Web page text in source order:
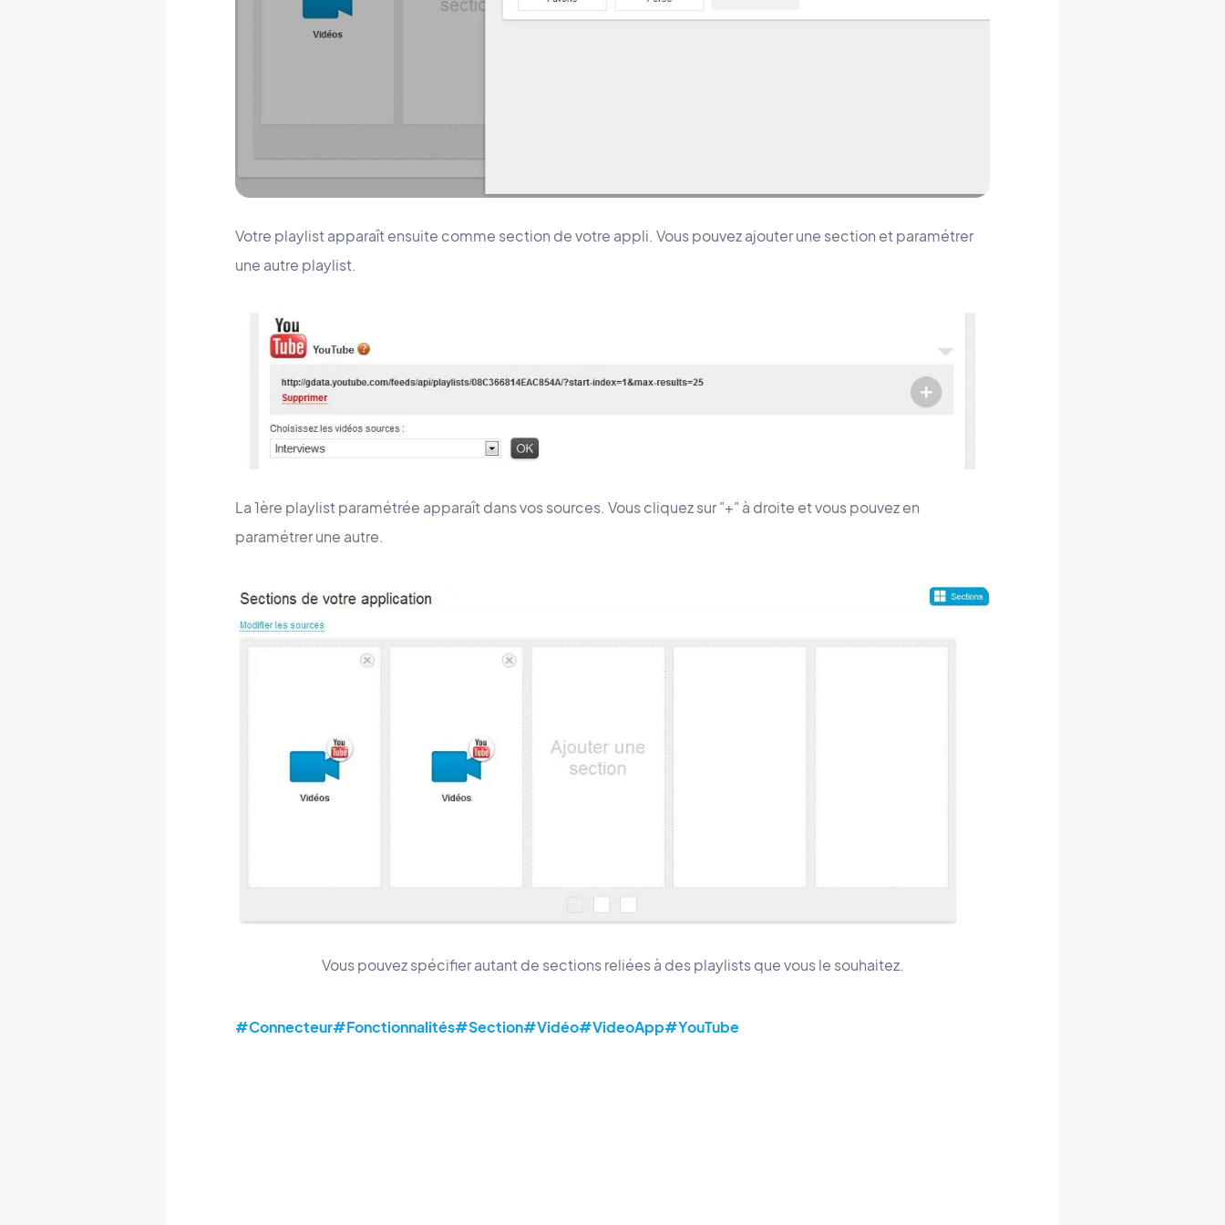
Votre playlist apparaît ensuite comme section de votre appli. Vous pouvez ajouter une section et paramétrer
une autre playlist.
La 1ère playlist paramétrée apparaît dans vos sources. Vous cliquez sur "+" à droite et vous pouvez en
paramétrer une autre.
Vous pouvez spécifier autant de sections reliées à des playlists que vous le souhaitez.
#Connecteur#Fonctionnalités#Section#Vidéo#VideoApp#YouTube